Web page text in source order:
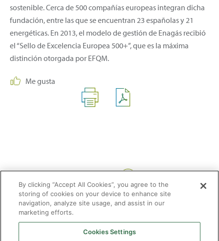
sostenible. Cerca de 500 compañías europeas integran dicha
fundación, entre las que se encuentran 23 españolas y 21
energéticas. En 2013, el modelo de gestión de Enagás recibió
el “Sello de Excelencia Europea 500+”, que es la máxima
distinción otorgada por EFQM.
Me gusta
By clicking “Accept All Cookies”, you agree to the
storing of cookies on your device to enhance site
navigation, analyze site usage, and assist in our
marketing efforts.
Cookies Settings